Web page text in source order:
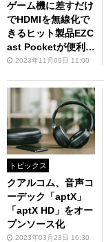
ゲーム機に差すだけ
でHDMIを無線化で
きるヒット製品EZC
ast Pocketが便利過
ぎ2023年11月09日 11:00
トピックス
クアルコム、音声コ
ーデック「aptX」
「aptX HD」をオー
プンソース化
2023年03月23日 16:30